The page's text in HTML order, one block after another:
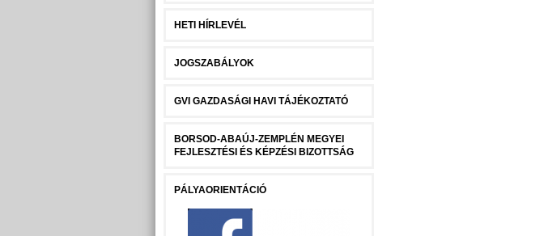
HETI HÍRLEVÉL
JOGSZABÁLYOK
GVI GAZDASÁGI HAVI TÁJÉKOZTATÓ
BORSOD-ABAÚJ-ZEMPLÉN MEGYEI
FEJLESZTÉSI ÉS KÉPZÉSI BIZOTTSÁG
PÁLYAORIENTÁCIÓ